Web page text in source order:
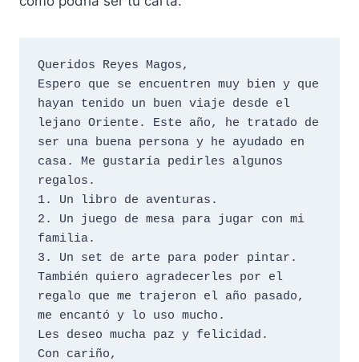
Queridos Reyes Magos,
Espero que se encuentren muy bien y que
hayan tenido un buen viaje desde el
lejano Oriente. Este año, he tratado de
ser una buena persona y he ayudado en
casa. Me gustaría pedirles algunos
regalos.
1. Un libro de aventuras.
2. Un juego de mesa para jugar con mi
familia.
3. Un set de arte para poder pintar.
También quiero agradecerles por el
regalo que me trajeron el año pasado,
me encantó y lo uso mucho.
Les deseo mucha paz y felicidad.
Con cariño,